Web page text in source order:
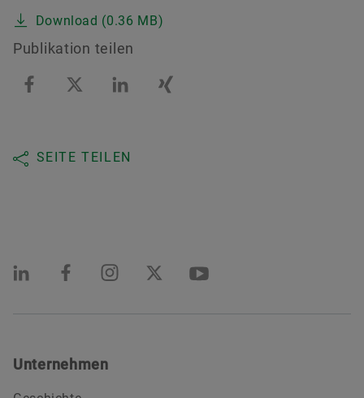
Download (0.36 MB)
Publikation teilen
SEITE TEILEN
Unternehmen